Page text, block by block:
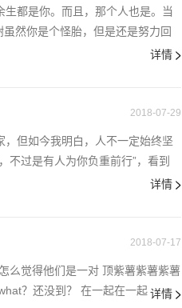
都是你。而且，那个人也是。当
然你是个怪胎，但是还是努力回
详情
2018-07-29
但如今我明白，人不一定始终坚
不过是有人为你负重前行”，看到
详情
2018-07-17
么觉得他们是一对 顶紫薯紫薯紫薯
？还没到？ 在一起在一起详情